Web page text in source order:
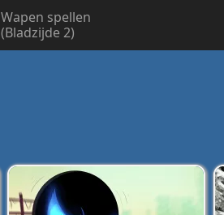
Wapen spellen
(Bladzijde 2)